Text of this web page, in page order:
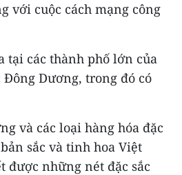
với cuộc cách mạng công
tại các thành phố lớn của
Đông Dương, trong đó có
và các loại hàng hóa đặc
sắc và tinh hoa Việt
những nét đặc sắc